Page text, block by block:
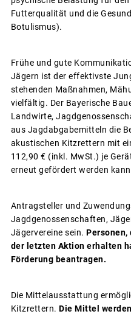
Futterqualität und die
Botulismus).
Frühe und gute
Jägern ist der effektivste
stehenden Maßnahmen,
vielfältig. Der Bayerische
Landwirte,
aus Jagdabgabemitteln die
akustischen Kitzrettern mit
112,90 € (inkl. MwSt.) je
erneut gefördert werden
Antragsteller und
Jagdgenossenschaften,
Jägervereine sein. Personen,
der letzten Aktion erhalten
Förderung beantragen.
Die Mittelausstattung
Kitzrettern. Die Mittel